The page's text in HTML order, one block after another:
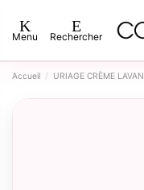
Menu Rechercher
Accueil URIAGE CRÈME